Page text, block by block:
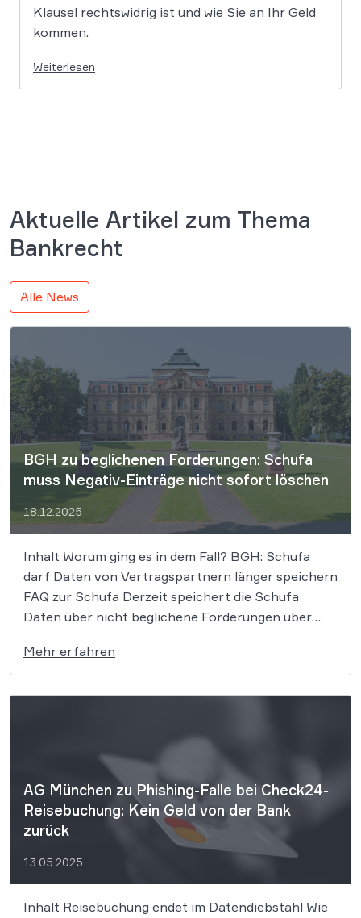
Klausel rechtswidrig ist und wie Sie an Ihr Geld
kommen.
Weiterlesen
Aktuelle Artikel zum Thema
Bankrecht
Alle News
BGH zu beglichenen Forderungen: Schufa
muss Negativ-Einträge nicht sofort löschen
18.12.2025
Inhalt Worum ging es in dem Fall? BGH: Schufa
darf Daten von Vertragspartnern länger speichern
FAQ zur Schufa Derzeit speichert die Schufa
Daten über nicht beglichene Forderungen über
564.000 Betroffene hatten nun gehofft, dass der
BGH dieser Praxis ein Ende bereiten könnte und
[…]
Mehr erfahren
AG München zu Phishing-Falle bei Check24-
Reisebuchung: Kein Geld von der Bank
zurück
13.05.2025
Inhalt Reisebuchung endet im Datendiebstahl Wie